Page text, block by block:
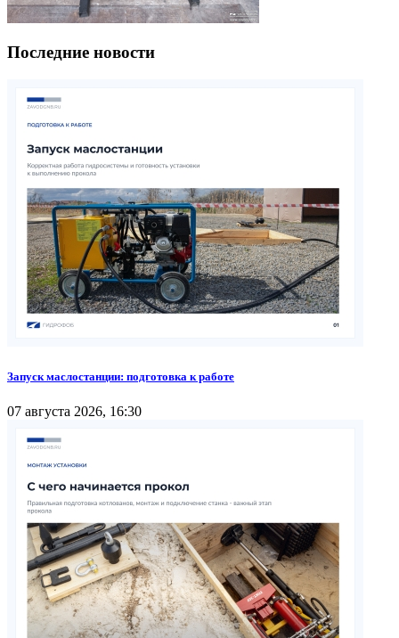
Последние новости
Запуск маслостанции: подготовка к работе
07 августа 2026, 16:30